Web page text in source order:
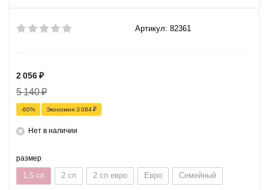
Артикул: 82361
2 056₽
5 140₽
-60% Экономия 3 084₽
Нет в наличии
размер
1,5 сп 2 сп 2 сп евро Евро Семейный